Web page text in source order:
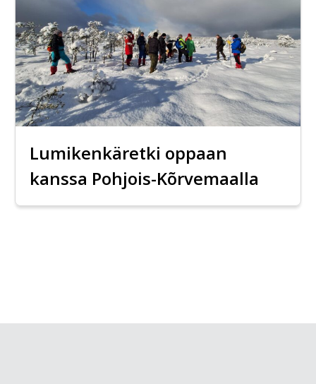
Lumikenkäretki oppaan
kanssa Pohjois-Kõrvemaalla